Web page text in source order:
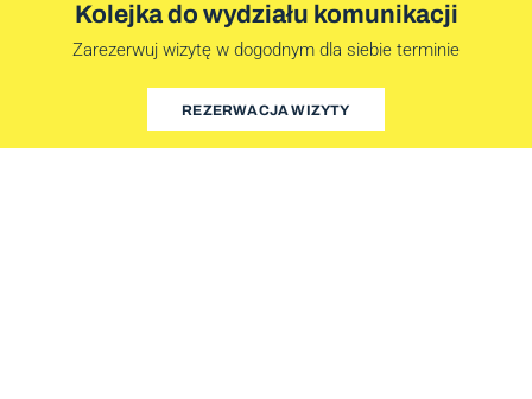
Kolejka do wydziału komunikacji
Zarezerwuj wizytę w dogodnym dla siebie terminie
REZERWACJA WIZYTY